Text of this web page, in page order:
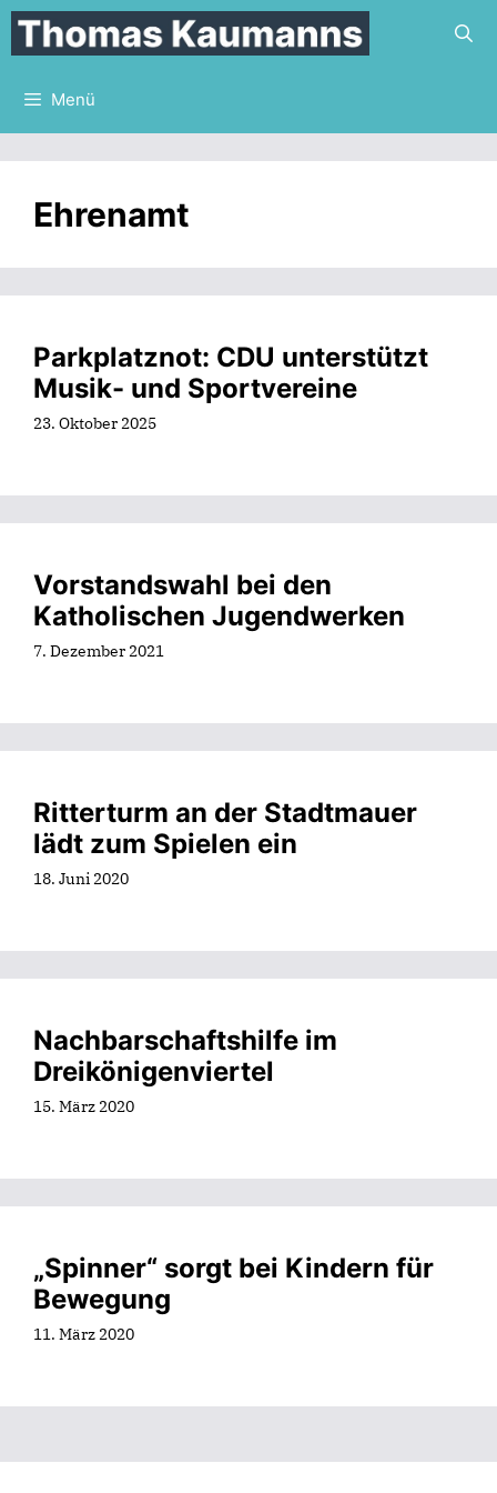
Zum
Inhalt
springen
Menü
Ehrenamt
Parkplatznot: CDU unterstützt
Musik- und Sportvereine
23. Oktober 2025
Vorstandswahl bei den
Katholischen Jugendwerken
7. Dezember 2021
Ritterturm an der Stadtmauer
lädt zum Spielen ein
18. Juni 2020
Nachbarschaftshilfe im
Dreikönigenviertel
15. März 2020
„Spinner“ sorgt bei Kindern für
Bewegung
11. März 2020